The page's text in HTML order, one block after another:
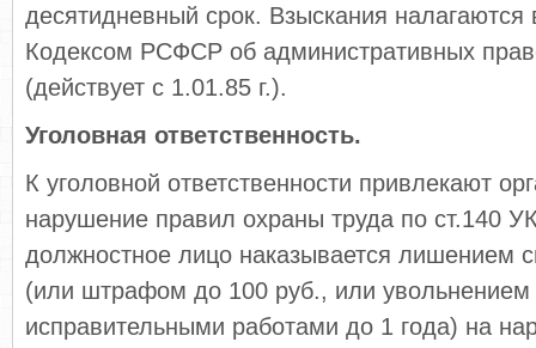
десятидневный срок. Взыскания налагаются
Кодексом РСФСР об административных
(действует с 1.01.85 г.).
Уголовная ответственность.
К уголовной ответственности привлекают
нарушение правил охраны труда по ст.140
должностное лицо наказывается лишением
(или штрафом до 100 руб., или увольнением
исправительными работами до 1 года) на